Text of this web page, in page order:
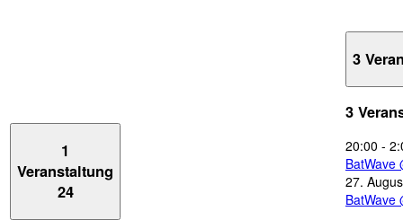
1
Veranstaltung
24
3
3
20:00 -
BatWave
27.
BatWave